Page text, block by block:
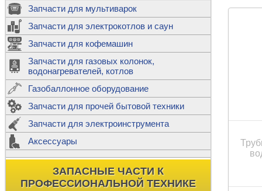
Запчасти для мультиварок
Запчасти для электрокотлов и саун
Запчасти для кофемашин
Запчасти для газовых колонок,
водонагревателей, котлов
Трубы
Подводки
Газобаллонное оборудование
Шланги
Запчасти для прочей бытовой техники
Запчасти для электроинструмента
Аксессуары
ЗАПАСНЫЕ ЧАСТИ К
ПРОФЕССИОНАЛЬНОЙ ТЕХНИКЕ